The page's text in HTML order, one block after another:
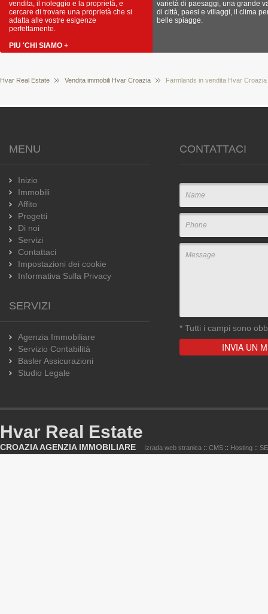
vendita, il noleggio e la proprietà, e
cercare di trovare una proprietà che si
adatta alle vostre esigenze
perfettamente.
PIU 'CHI SIAMO +
varietà di paesaggi, una grande
di città, paesi e villaggi, il clima
belle spiagge.
Hvar Real Estate Vendita immobili Hvar Croazia Farmlands in vendita Hvar Croazia
MENU
Inizio
Immobili
Affito
Progetti
Di noi
Servizi
Contattaci
Impostazioni dei cookie
Informativa Sulla Privacy
SERVIZI
Agenzia Immobiliare
Servizio Contabilità
Basler Assicurazioni
Studio Legale
CONTATTACI
* Tutti i campi sono
Hvar Real Estate
CROAZIA AGENZIA IMMOBILIARE Izrada web stranica :: CMS :: Hosting ::